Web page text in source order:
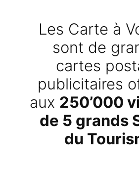
Les Carte à
sont de
cartes
publicitaires
aux 250’000
de 5 grands
du